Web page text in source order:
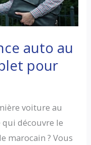
auto au
pour
voiture au
découvre le
marocain ? Vous